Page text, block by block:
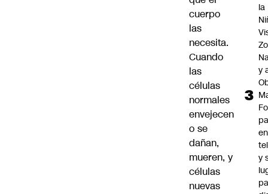
cuerpo
las
necesita.
Cuando
las
células
normales
envejecen
o se
dañan,
mueren, y
células
nuevas
la
y
en
y